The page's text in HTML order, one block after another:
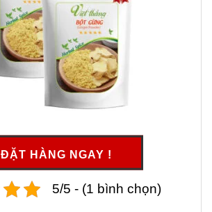
ĐẶT HÀNG NGAY !
5/5 - (1 bình chọn)